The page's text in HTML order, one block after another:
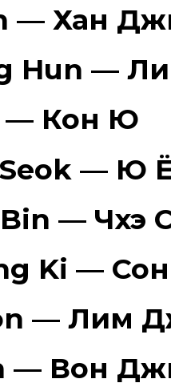
— Хан
Hun —
— Кон Ю
Seok — Ю
Bin — Чхэ
Ki —
— Лим
— Вон